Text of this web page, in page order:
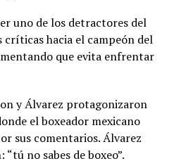
uno de los detractores del
críticas hacia el campeón del
que evita enfrentar
y Álvarez protagonizaron
el boxeador mexicano
sus comentarios. Álvarez
no sabes de boxeo”.